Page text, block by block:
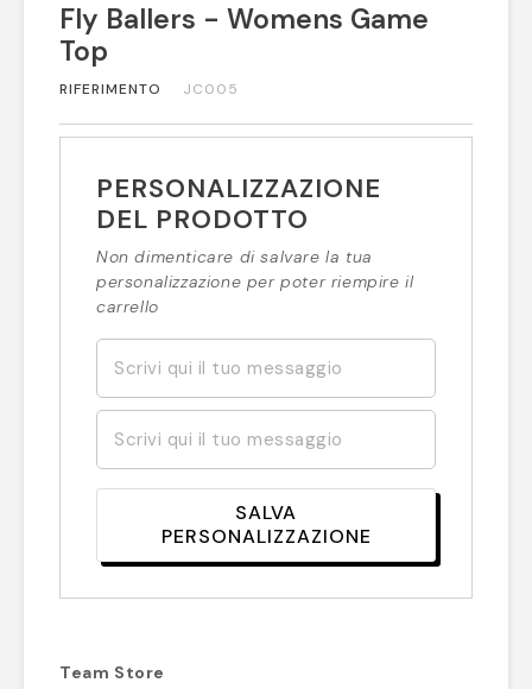
Fly Ballers - Womens Game
Top
RIFERIMENTO JC005
PERSONALIZZAZIONE
DEL PRODOTTO
Non dimenticare di salvare la tua
personalizzazione per poter riempire il
carrello
SALVA
PERSONALIZZAZIONE
Team Store